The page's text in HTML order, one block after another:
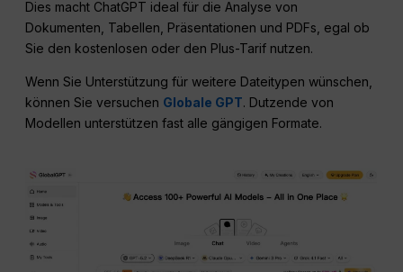
Dies macht ChatGPT ideal für die Analyse von
Dokumenten, Tabellen, Präsentationen und PDFs, egal ob
Sie den kostenlosen oder den Plus-Tarif nutzen.
Wenn Sie Unterstützung für weitere Dateitypen wünschen,
können Sie versuchen Globale GPT. Dutzende von
Modellen unterstützen fast alle gängigen Formate.